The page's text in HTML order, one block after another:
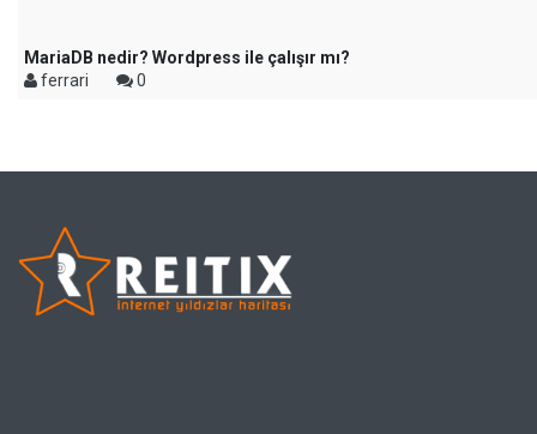
MariaDB nedir? Wordpress ile çalışır mı?
ferrari
0